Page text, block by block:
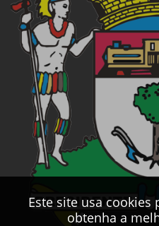
Este site usa cookies
obtenha a